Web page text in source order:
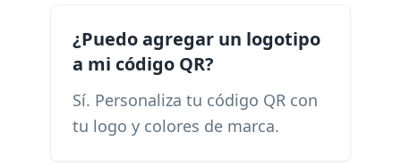
¿Puedo agregar un logotipo
a mi código QR?
Sí. Personaliza tu código QR con
tu logo y colores de marca.